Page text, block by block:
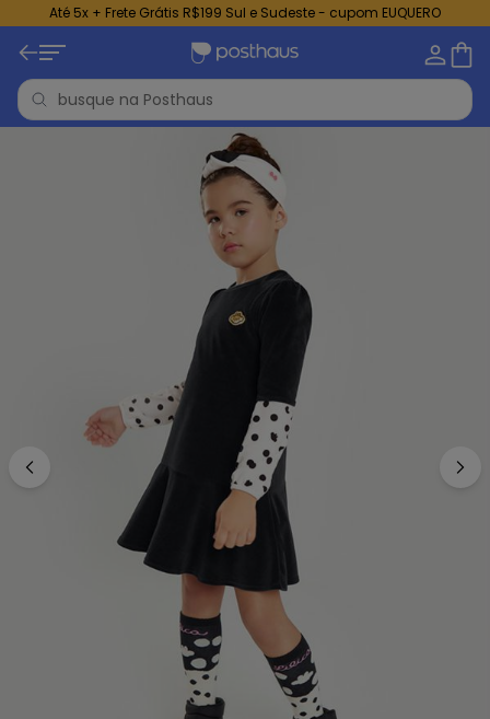
Até 5x + Frete Grátis R$199 Sul e Sudeste - cupom EUQUERO